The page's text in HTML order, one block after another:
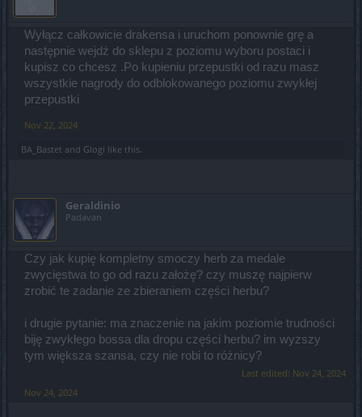
Wyłącz całkowicie drakensa i uruchom ponownie grę a
następnie wejdź do sklepu z poziomu wyboru postaci i
kupisz co chcesz .Po kupieniu przepustki od razu masz
wszystkie nagrody do odblokowanego poziomu zwykłej
przepustki
Nov 22, 2024
BA_Bastet and Glogi like this.
Geraldinio
Padavan
Czy jak kupię kompletny smoczy herb za medale
zwycięstwa to go od razu założę? czy muszę najpierw
zrobić te zadanie ze zbieraniem części herbu?
i drugie pytanie: ma znaczenie na jakim poziomie trudności
biję zwykłego bossa dla dropu części herbu? im wyzszy
tym większa szansa, czy nie robi to różnicy?
Last edited: Nov 24, 2024
Nov 24, 2024